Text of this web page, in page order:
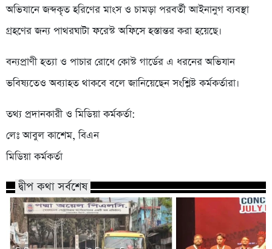
অভিযানে জব্দকৃত হরিণের মাংস ও চামড়া পরবর্তী আইনানুগ ব্যবস্থা
গ্রহণের জন্য পাথরঘাটা ফরেস্ট অফিসে হস্তান্তর করা হয়েছে।
বন্যপ্রাণী হত্যা ও পাচার রোধে কোস্ট গার্ডের এ ধরনের অভিযান
ভবিষ্যতেও অব্যাহত থাকবে বলে জানিয়েছেন সংশ্লিষ্ট কর্মকর্তারা।
তথ্য প্রদানকারী ও মিডিয়া কর্মকর্তা:
লেঃ আবুল কাশেম, বিএন
মিডিয়া কর্মকর্তা
দ্বীপ কথা সর্বশেষ